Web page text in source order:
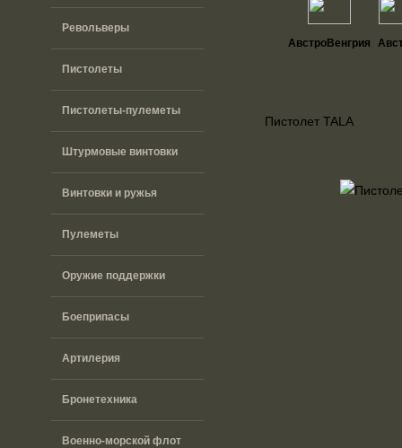
Револьверы
Пистолеты
Пистолеты-пулеметы
Штурмовые винтовки
Винтовки и ружья
Пулеметы
Оружие поддержки
Боеприпасы
Артилерия
Бронетехника
Военно-морской флот
АвстроВенгрия
Пистолет TALA